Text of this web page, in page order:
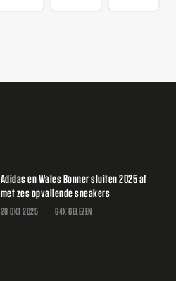
Adidas en Wales Bonner sluiten 2025 af
met zes opvallende sneakers
28 OKT 2025 64X GELEZEN